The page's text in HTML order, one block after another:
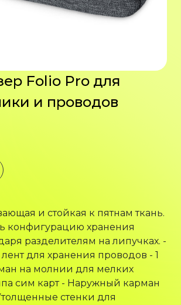
Folio Pro для
и проводов
и стойкая к пятнам ткань.
конфигурацию хранения
разделителям на липучках. -
лент для хранения проводов - 1
на молнии для мелких
сим карт - Наружный карман
стенки для